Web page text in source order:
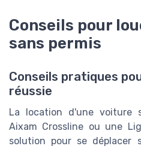
Conseils pour
sans permis
Conseils pratiques
réussie
La location d'une voiture
Aixam Crossline ou une
solution pour se déplacer